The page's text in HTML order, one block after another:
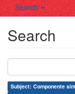
Search
Search
Subject: Componente